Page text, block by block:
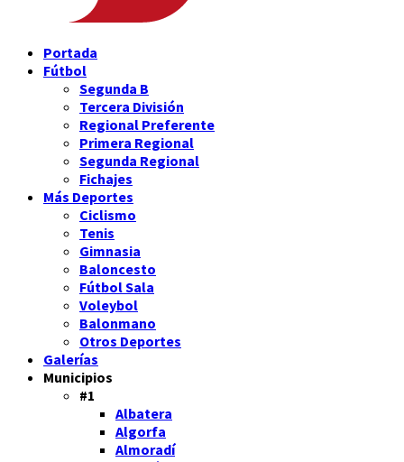
Portada
Fútbol
Segunda B
Tercera División
Regional Preferente
Primera Regional
Segunda Regional
Fichajes
Más Deportes
Ciclismo
Tenis
Gimnasia
Baloncesto
Fútbol Sala
Voleybol
Balonmano
Otros Deportes
Galerías
Municipios
#1
Albatera
Algorfa
Almoradí